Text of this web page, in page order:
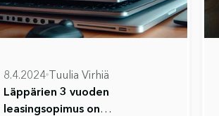
8.4.2024 Tuulia Virhiä
Läppärien 3 vuoden
leasingsopimus on